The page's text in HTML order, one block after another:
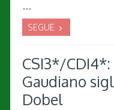
...
SEGUE
CSI3*/
Gaudiano
Dobel